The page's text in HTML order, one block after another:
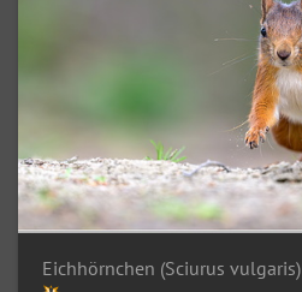
Eichhörnchen (Sciurus vulgaris)